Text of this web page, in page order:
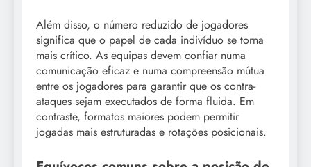
Além disso, o número reduzido de jogadores
significa que o papel de cada indivíduo se torna
mais crítico. As equipas devem confiar numa
comunicação eficaz e numa compreensão mútua
entre os jogadores para garantir que os contra-
ataques sejam executados de forma fluida. Em
contraste, formatos maiores podem permitir
jogadas mais estruturadas e rotações posicionais.